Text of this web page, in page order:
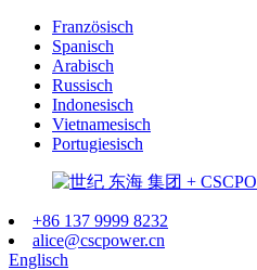
Französisch
Spanisch
Arabisch
Russisch
Indonesisch
Vietnamesisch
Portugiesisch
+86 137 9999 8232
alice@cscpower.cn
Englisch